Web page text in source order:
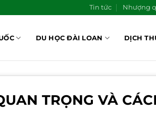
Tin tức Nhượng
DU HỌC ĐÀI LOAN DỊCH
TRỌNG VÀ